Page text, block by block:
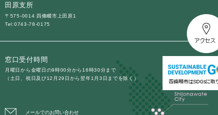
田原支所
〒575-0014 四條畷市上田原1
Tel:0743-78-0175
窓口受付時間
月曜日から金曜日の9時00分から16時30分まで
（土日、祝日及び12月29日から翌年1月3日までを除く）
メールでのお問い合わせ